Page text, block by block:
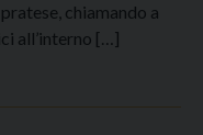
chiamando a
all’interno […]